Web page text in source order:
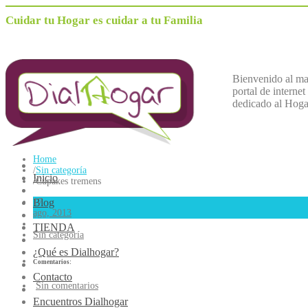
Cuidar tu Hogar es cuidar a tu Familia
Bienvenido al
portal de internet
dedicado al H
Inicio
Blog
TIENDA
¿Qué es Dialhogar?
Contacto
Encuentros Dialhogar
Home
/Sin categoría
/Cupakes tremens
17
ago, 2013
Sin categoría
Comentarios:
Sin comentarios